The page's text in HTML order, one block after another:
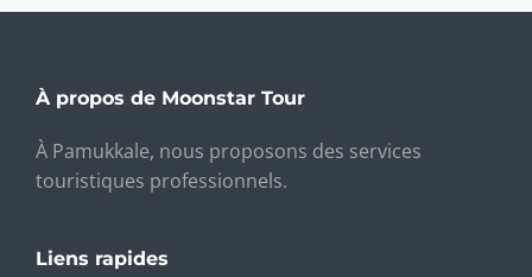
À propos de Moonstar Tour
À Pamukkale, nous proposons des services
touristiques professionnels.
Liens rapides